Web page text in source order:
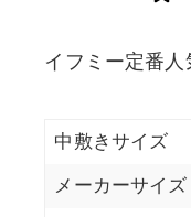
イフミー定番
中敷きサイズ
メーカーサイズ